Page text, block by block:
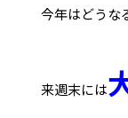
今年はどうな
来週末には